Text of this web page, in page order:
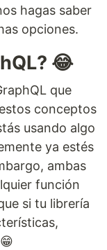
hagas saber
opciones.
😂
que
conceptos
usando algo
ya estés
ambas
función
si tu librería